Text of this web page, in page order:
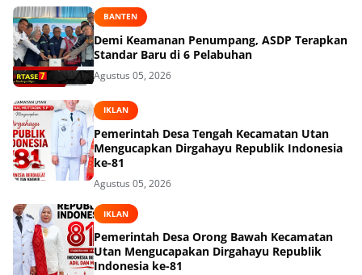
BANTEN
Demi Keamanan Penumpang, ASDP Terapkan
Standar Baru di 6 Pelabuhan
Agustus 05, 2026
IKLAN
Pemerintah Desa Tengah Kecamatan Utan
Mengucapkan Dirgahayu Republik Indonesia
ke-81
Agustus 05, 2026
IKLAN
Pemerintah Desa Orong Bawah Kecamatan
Utan Mengucapakan Dirgahayu Republik
Indonesia ke-81